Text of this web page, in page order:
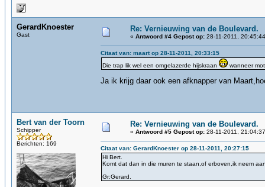
GerardKnoester
Gast
Re: Vernieuwing van de Boulevard.
« Antwoord #4 Gepost op: 28-11-2011,
Citaat van: maart op 28-11-2011, 20:33:15
Die trap lik wel een omgelazerde hijskraan
wanneer
Ja ik krijg daar ook een afknapper van
Bert van der Toorn
Schipper
Berichten: 169
Re: Vernieuwing van de Boulevard.
« Antwoord #5 Gepost op: 28-11-2011,
Citaat van: GerardKnoester op 28-11-2011, 20:27:15
Hi Bert.
Komt dat dan in die muren te staan,of erboven,ik neem
Gr:Gerard.